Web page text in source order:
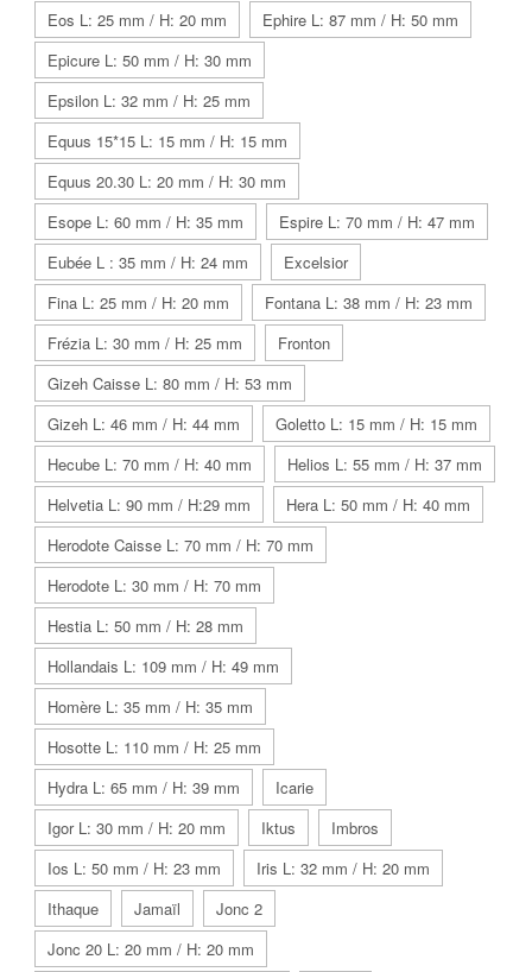
Eos L: 25 mm / H: 20 mm
Ephire L: 87 mm / H: 50 mm
Epicure L: 50 mm / H: 30 mm
Epsilon L: 32 mm / H: 25 mm
Equus 15*15 L: 15 mm / H: 15 mm
Equus 20.30 L: 20 mm / H: 30 mm
Esope L: 60 mm / H: 35 mm
Espire L: 70 mm / H: 47 mm
Eubée L : 35 mm / H: 24 mm
Excelsior
Fina L: 25 mm / H: 20 mm
Fontana L: 38 mm / H: 23 mm
Frézia L: 30 mm / H: 25 mm
Fronton
Gizeh Caisse L: 80 mm / H: 53 mm
Gizeh L: 46 mm / H: 44 mm
Goletto L: 15 mm / H: 15 mm
Hecube L: 70 mm / H: 40 mm
Helios L: 55 mm / H: 37 mm
Helvetia L: 90 mm / H:29 mm
Hera L: 50 mm / H: 40 mm
Herodote Caisse L: 70 mm / H: 70 mm
Herodote L: 30 mm / H: 70 mm
Hestia L: 50 mm / H: 28 mm
Hollandais L: 109 mm / H: 49 mm
Homère L: 35 mm / H: 35 mm
Hosotte L: 110 mm / H: 25 mm
Hydra L: 65 mm / H: 39 mm
Icarie
Igor L: 30 mm / H: 20 mm
Iktus
Imbros
Ios L: 50 mm / H: 23 mm
Iris L: 32 mm / H: 20 mm
Ithaque
Jamaïl
Jonc 2
Jonc 20 L: 20 mm / H: 20 mm